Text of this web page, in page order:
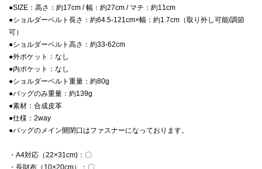
●SIZE：高さ：約17cm / 幅：約27cm / マチ：約11cm
●ショルダーベルト長さ：約64.5-121cm×幅：約1.7cm（取り外し可能/調節
可）
●ショルダーベルト高さ：約33-62cm
●外ポケット：なし
●内ポケット：なし
●ショルダーベルト重量：約80g
●バッグのみ重量：約139g
●素材：合成皮革
●仕様：2way
●バッグのメイン開閉口はファスナーになっております。
・A4対応（22×31cm)：〇
・長財布（10×20cm）：〇